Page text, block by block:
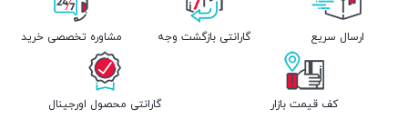
ارسال سریع گارانتی بازگشت وجه مشاوره تخصصی خرید
کف قیمت بازار گارانتی محصول اورجینال